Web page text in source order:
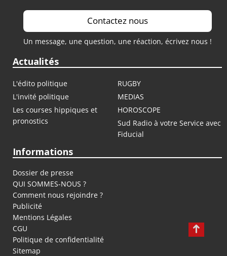
Contactez nous
Un message, une question, une réaction, écrivez nous !
Actualités
L'édito politique
RUGBY
L'invité politique
MEDIAS
Les courses hippiques et
pronostics
HOROSCOPE
Sud Radio à votre Service avec
Fiducial
Informations
Dossier de presse
QUI SOMMES-NOUS ?
Comment nous rejoindre ?
Publicité
Mentions Légales
CGU
Politique de confidentialité
Sitemap